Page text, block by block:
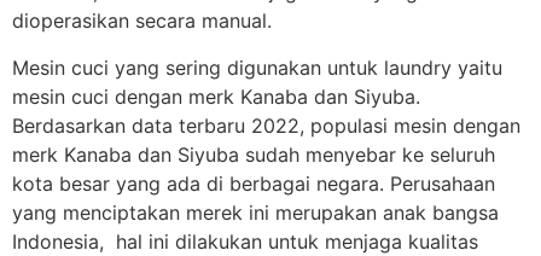
dioperasikan secara manual.
Mesin cuci yang sering digunakan untuk laundry yaitu
mesin cuci dengan merk Kanaba dan Siyuba.
Berdasarkan data terbaru 2022, populasi mesin dengan
merk Kanaba dan Siyuba sudah menyebar ke seluruh
kota besar yang ada di berbagai negara. Perusahaan
yang menciptakan merek ini merupakan anak bangsa
Indonesia, hal ini dilakukan untuk menjaga kualitas